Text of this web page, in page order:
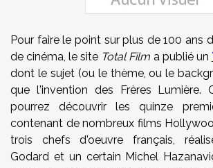
Pour faire le point sur plus de 100 ans
de cinéma, le site Total Film a publié un
dont le sujet (ou le thème, ou le
que l'invention des Frères Lumière.
pourrez découvrir les quinze
contenant de nombreux films
trois chefs d'oeuvre français,
Godard et un certain Michel